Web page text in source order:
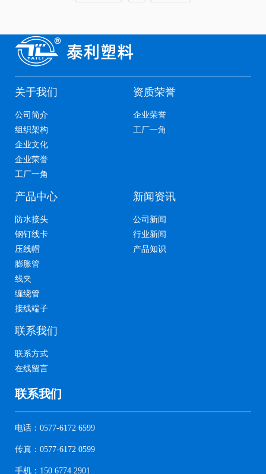
关于我们
公司简介
组织架构
企业文化
企业荣誉
工厂一角
资质荣誉
企业荣誉
工厂一角
产品中心
防水接头
钢钉线卡
压线帽
膨胀管
线夹
缠绕管
接线端子
新闻资讯
公司新闻
行业新闻
产品知识
联系我们
联系方式
在线留言
联系我们
电话：0577-6172 6599
传真：0577-6172 0599
手机：150 6774 2901